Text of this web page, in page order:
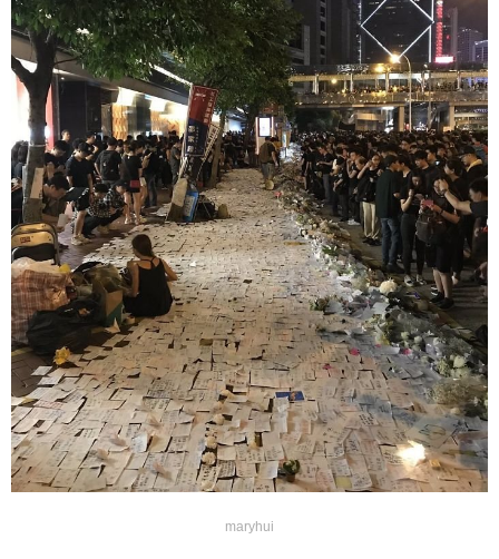
maryhui